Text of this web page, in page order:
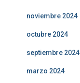
noviembre 2024
octubre 2024
septiembre 2024
marzo 2024